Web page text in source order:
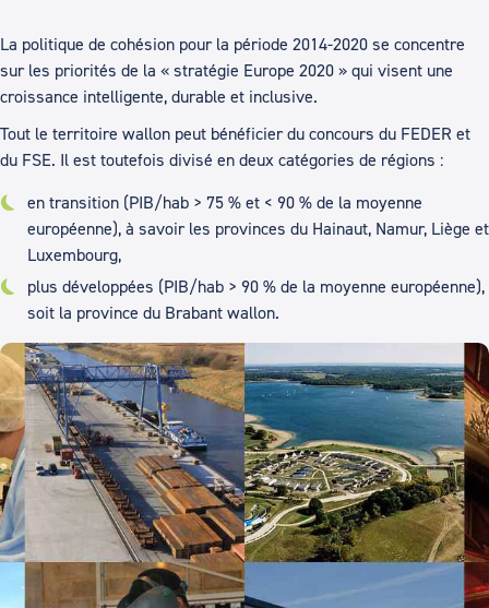
La politique de cohésion pour la période 2014-2020 se concentre
sur les priorités de la « stratégie Europe 2020 » qui visent une
croissance intelligente, durable et inclusive.
Tout le territoire wallon peut bénéficier du concours du FEDER et
du FSE. Il est toutefois divisé en deux catégories de régions :
en transition (PIB/hab > 75 % et < 90 % de la moyenne
européenne), à savoir les provinces du Hainaut, Namur, Liège et
Luxembourg,
plus développées (PIB/hab > 90 % de la moyenne européenne),
soit la province du Brabant wallon.